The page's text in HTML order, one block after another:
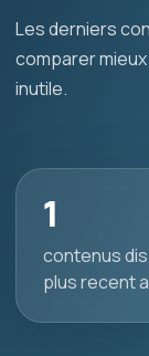
Les derniers
comparer
inutile.
1
contenus
plus recent